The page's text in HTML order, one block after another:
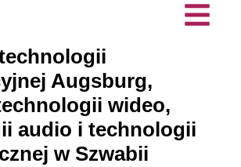
tłumaczenia ustnego
/ mikrofony
technicznego
Augsburg,
wideo,
audio i technologii
w Szwabii